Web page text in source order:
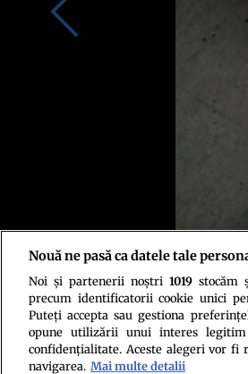
Nouă ne pasă ca datele tale
Noi și partenerii noștri 1019stocăm
precum identificatorii cookie unici
Puteți accepta sau gestiona
opune utilizării unui interes
confidențialitate. Aceste alegeri vor
navigarea. Mai multe detalii